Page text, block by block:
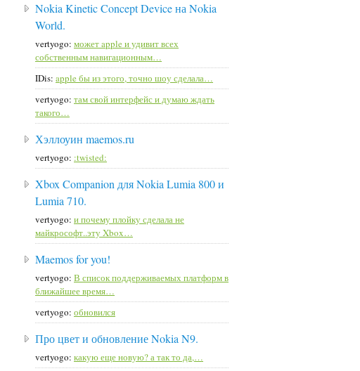
Nokia Kinetic Concept Device на Nokia
World.
vertyogo: может apple и удивит всех
собственным навигационным…
IDis: apple бы из этого, точно шоу сделала…
vertyogo: там свой интерфейс и думаю ждать
такого…
Хэллоуин maemos.ru
vertyogo: :twisted:
Xbox Companion для Nokia Lumia 800 и
Lumia 710.
vertyogo: и почему плойку сделала не
майкрософт..эту Xbox…
Maemos for you!
vertyogo: В список поддерживаемых платформ в
ближайшее время…
vertyogo: обновился
Про цвет и обновление Nokia N9.
vertyogo: какую еще новую? а так то да,…